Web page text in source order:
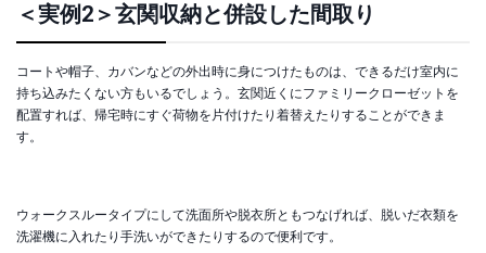
＜実例2＞玄関収納と併設した間取り
コートや帽子、カバンなどの外出時に身につけたものは、できるだけ室内に
持ち込みたくない方もいるでしょう。玄関近くにファミリークローゼットを
配置すれば、帰宅時にすぐ荷物を片付けたり着替えたりすることができま
す。
ウォークスルータイプにして洗面所や脱衣所ともつなげれば、脱いだ衣類を
洗濯機に入れたり手洗いができたりするので便利です。